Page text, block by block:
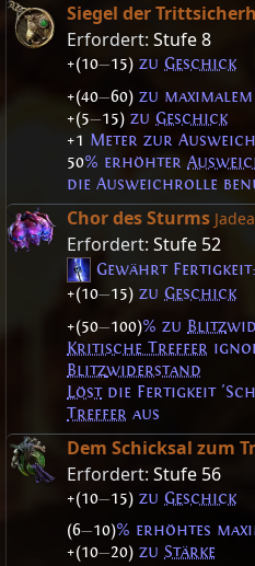
Siegel der
Erfordert: Stufe 8
+(10—15) zu Geschick
+(40—60) zu maximalem
+(5—15) zu Geschick
+1 Meter zur
50% erhöhter
die Ausweichrolle
Chor des Sturms
Erfordert: Stufe 52
Gewährt
+(10—15) zu Geschick
+(50—100)% zu Blitz
Kritische Treffer
Blitzwiderstand
Löstdie Fertigkeit
Treffer aus
Dem Schicksal zum
Erfordert: Stufe 56
+(10—15) zu Geschick
(6—10)% erhöhtes
+(10—20) zu Stärke